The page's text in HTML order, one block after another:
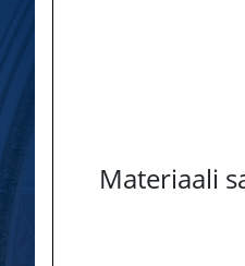
Materiaali